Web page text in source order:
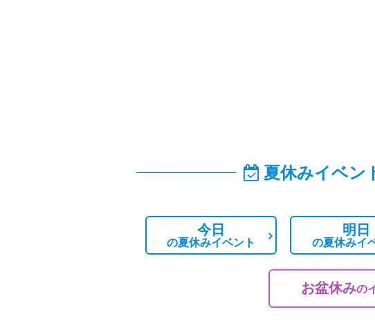
夏休みイベン
今日
の夏休みイベント
明日
の夏休みイ
お盆休みの